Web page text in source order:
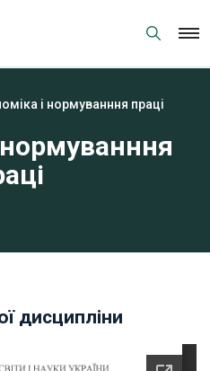
і нормуванння праці
дисципліни